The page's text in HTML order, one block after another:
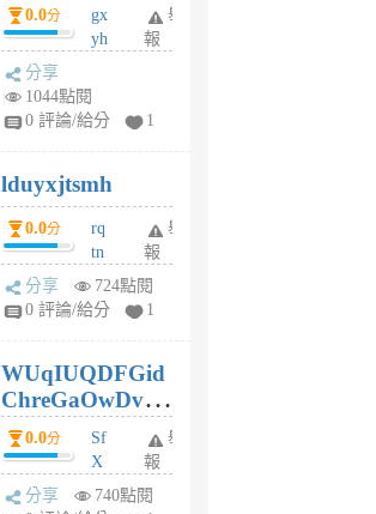
個
月
0.0分
gx
yh
jl
月
前
舉
報
分享
1044點閱
0 評論/給分
1
lduyxjtsmh
0.0分
rq
tn
jt
gl
個
月
前
舉
報
分享
724點閱
0 評論/給分
1
WUqIUQDFGid
ChreGaOwDv
dY0.0分
Sf
X
Pe
Jc
舉
報
分享
740點閱